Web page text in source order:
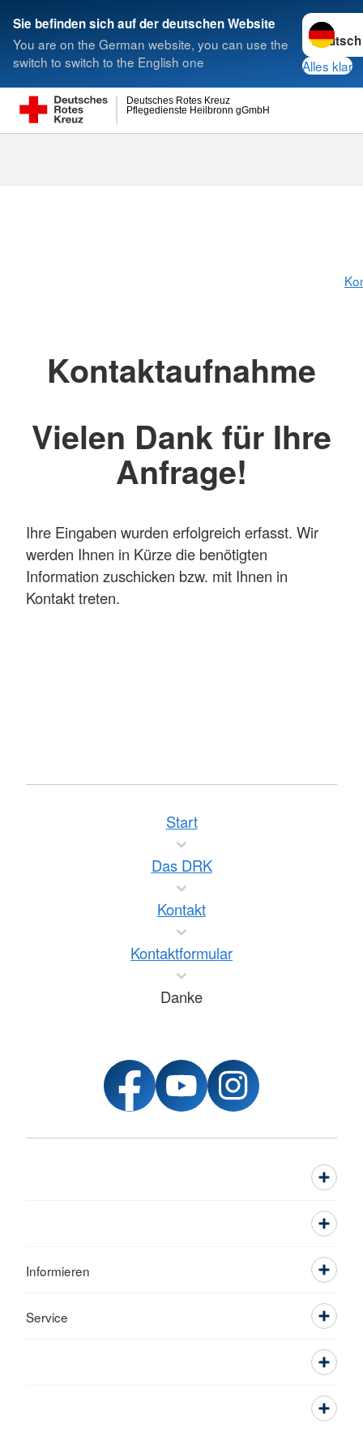
Sie befinden sich auf der deutschen Website
You are on the German website, you can use the
switch to switch to the English one
Sprache
Alles klar
Pflegedienste Heilbronn gGmbH
Deutsches Rotes Kreuz
Suche
Kontaktaufnahme
Vielen Dank für Ihre
Anfrage!
Ihre Eingaben wurden erfolgreich erfasst. Wir
werden Ihnen in Kürze die benötigten
Information zuschicken bzw. mit Ihnen in
Kontakt treten.
Start
Das DRK
Kontakt
Kontaktformular
Danke
Informieren
Service